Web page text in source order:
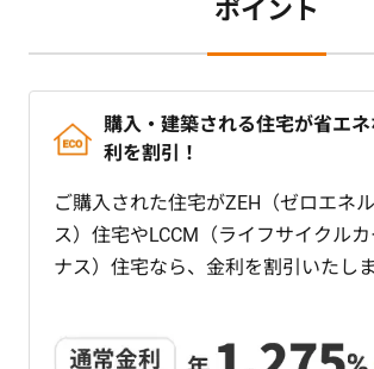
ポイント
購入・建築される住宅が省エ
利を割引！
ご購入された住宅がZEH（ゼロエネ
ス）住宅やLCCM（ライフサイクル
ナス）住宅なら、金利を割引いたし